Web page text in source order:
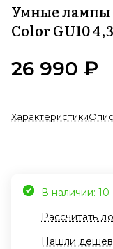
Умные лампы
Color GU10
26 990 ₽
Характеристики
В наличии: 10
Рассчитать
Нашли